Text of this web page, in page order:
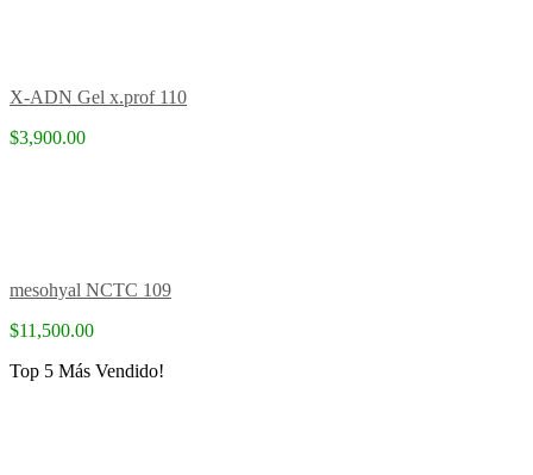
X-ADN Gel x.prof 110
$3,900.00
mesohyal NCTC 109
$11,500.00
Top 5 Más Vendido!